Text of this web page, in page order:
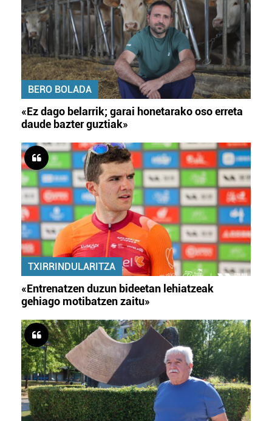
BERO BOLADA
«Ez dago belarrik; garai honetarako oso erreta
daude bazter guztiak»
TXIRRINDULARITZA
«Entrenatzen duzun bideetan lehiatzeak
gehiago motibatzen zaitu»